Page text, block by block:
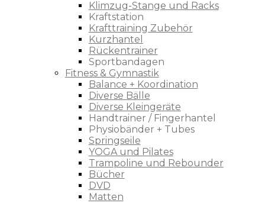
Klimzug-Stange und Racks
Kraftstation
Krafttraining Zubehör
Kurzhantel
Rückentrainer
Sportbandagen
Fitness & Gymnastik
Balance + Koordination
Diverse Bälle
Diverse Kleingeräte
Handtrainer / Fingerhantel
Physiobänder + Tubes
Springseile
YOGA und Pilates
Trampoline und Rebounder
Bücher
DVD
Matten